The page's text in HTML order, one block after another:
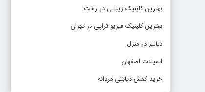
بهترین کلینیک زیبایی در رشت
بهترین کلینیک فیزیو تراپی در تهران
دیالیز در منزل
ایمپلنت اصفهان
خرید کفش دیابتی مردانه